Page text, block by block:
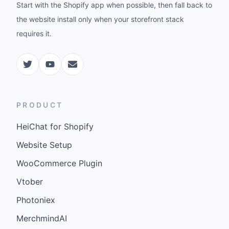
Start with the Shopify app when possible, then fall back to
the website install only when your storefront stack
requires it.
PRODUCT
HeiChat for Shopify
Website Setup
WooCommerce Plugin
Vtober
Photoniex
MerchmindAI